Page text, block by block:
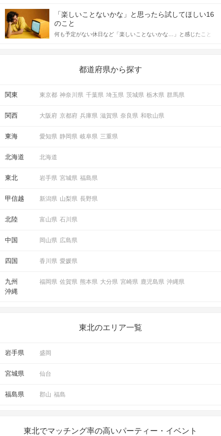
合にどのような行動に繋げるべきかをご紹介していきます。
しかし、中には「どう誘ったらいいの？」とお困りの男性もいら
っしゃるのではないでしょうか。 そこで今回は、男性から女性へ
送るLINEでのデートの誘い方のコツをご紹介します。例文も混じ
えながら解説するので、ぜひ参考にしてください。
「楽しいことないかな」と思ったら試してほしい16
のこと
何も予定がない休日など「楽しいことないかな…」と感じたこと
の楽しいことアイデアを集めました♪ いままさに楽しいことを探し
都道府県から探す
関東 東京都 神奈川県 千葉県 埼玉県 茨城県 栃木県 群馬県
関西 大阪府 京都府 兵庫県 滋賀県 奈良県 和歌山県
東海 愛知県 静岡県 岐阜県 三重県
北海道 北海道
東北 岩手県 宮城県 福島県
甲信越 新潟県 山梨県 長野県
北陸 富山県 石川県
中国 岡山県 広島県
四国 香川県 愛媛県
九州
沖縄
福岡県 佐賀県 熊本県 大分県 宮崎県 鹿児島県 沖縄県
東北のエリア一覧
岩手県 盛岡
宮城県 仙台
福島県 郡山 福島
東北でマッチング率の高いパーティー・イベント